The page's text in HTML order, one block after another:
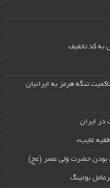
به کد تخفیف
تنگه هرمز به ایرانیان
در ایران
غایب»
بودن حضرت ولی عصر (عج)
بوئینگ